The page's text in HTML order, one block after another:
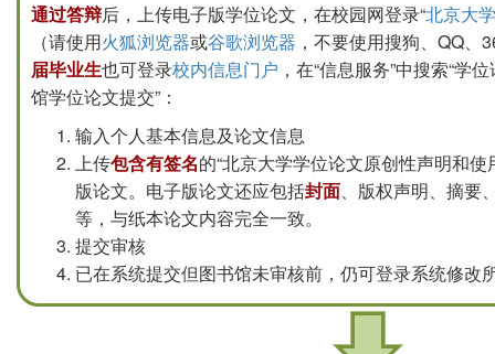
通过答辩后，上传电子版学位论文，在校园网登录“北京大
（请使用火狐浏览器或谷歌浏览器 ，不要使用搜狗、QQ、
届毕业生也可登录校内信息门户 ，在“信息服务”中搜索“学
馆学位论文提交”：
输入个人基本信息及论文信息
上传包含有签名的“北京大学学位论文原创性声明和使
版论文。电子版论文还应包括封面、版权声明、摘要
等，与纸本论文内容完全一致。
提交审核
已在系统提交但图书馆未审核前，仍可登录系统修改